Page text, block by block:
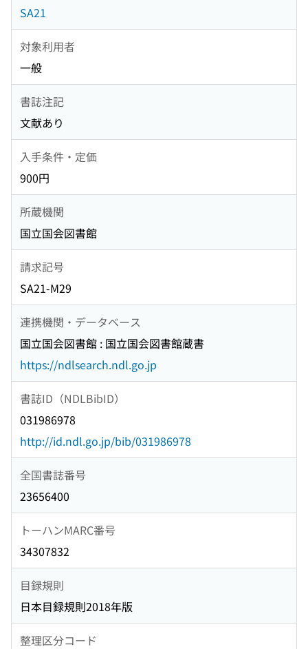
SA21
対象利用者
一般
書誌注記
文献あり
入手条件・定価
900円
所蔵機関
国立国会図書館
請求記号
SA21-M29
連携機関・データベース
国立国会図書館 : 国立国会図書館蔵書
https://ndlsearch.ndl.go.jp
書誌ID（NDLBibID）
031986978
http://id.ndl.go.jp/bib/031986978
全国書誌番号
23656400
トーハンMARC番号
34307832
目録規則
日本目録規則2018年版
整理区分コード